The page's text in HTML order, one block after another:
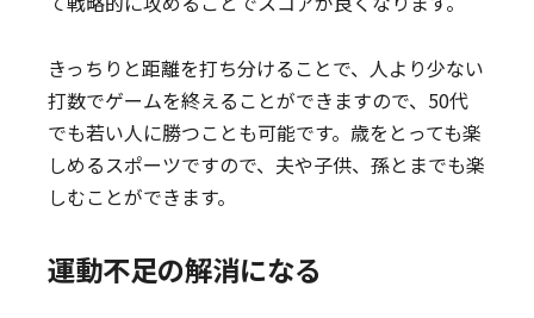
きっちりと距離を打ち分けることで、人より少ない
打数でゲームを終えることができますので、50代
でも若い人に勝つことも可能です。歳をとっても楽
しめるスポーツですので、夫や子供、孫とまでも楽
しむことができます。
運動不足の解消になる